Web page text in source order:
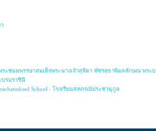
ะชนมพรรษาสมเด็จพระนางเจ้าสุทิดา พัชรสุธาพิมลลักษณ พร
บรมราชินี
School - โรงเรียนสหกรณ์ประชานุกูล